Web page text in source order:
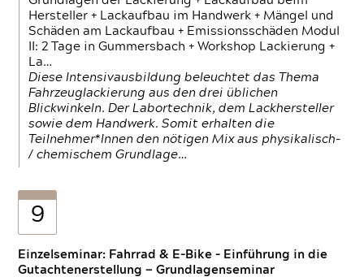
Hersteller + Lackaufbau im Handwerk + Mängel und
Schäden am Lackaufbau + Emissionsschäden Modul
II: 2 Tage in Gummersbach + Workshop Lackierung +
La…
Diese Intensivausbildung beleuchtet das Thema
Fahrzeuglackierung aus den drei üblichen
Blickwinkeln. Der Labortechnik, dem Lackhersteller
sowie dem Handwerk. Somit erhalten die
Teilnehmer*Innen den nötigen Mix aus physikalisch-
/ chemischem Grundlage…
9
Einzelseminar: Fahrrad & E-Bike - Einführung in die
Gutachtenerstellung — Grundlagenseminar